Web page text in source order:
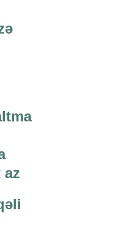
az